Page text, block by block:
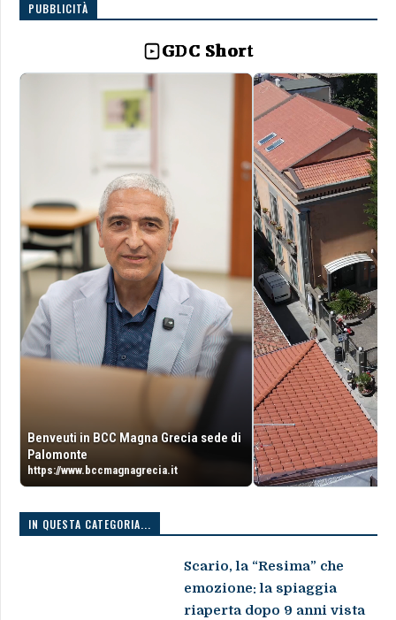
PUBBLICITÀ
GDC Short
Benveuti in BCC Magna Grecia sede di
Palomonte
https://www.bccmagnagrecia.it
IN QUESTA CATEGORIA...
Scario, la “Resima” che
emozione: la spiaggia
riaperta dopo 9 anni vista